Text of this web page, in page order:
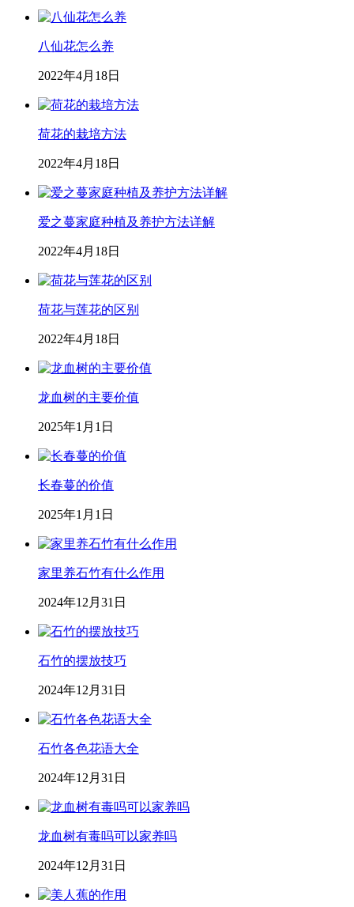
八仙花怎么养
2022年4月18日
荷花的栽培方法
2022年4月18日
爱之蔓家庭种植及养护方法详解
2022年4月18日
荷花与莲花的区别
2022年4月18日
龙血树的主要价值
2025年1月1日
长春蔓的价值
2025年1月1日
家里养石竹有什么作用
2024年12月31日
石竹的摆放技巧
2024年12月31日
石竹各色花语大全
2024年12月31日
龙血树有毒吗可以家养吗
2024年12月31日